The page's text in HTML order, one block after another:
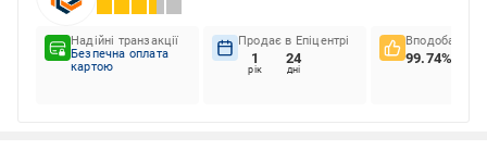
Надійні транзакції
Безпечна оплата
картою
Продає в Епіцентрі
1
рік
24
дні
Вподобання
99.74%